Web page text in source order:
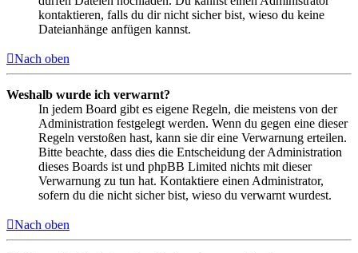
kontaktieren, falls du dir nicht sicher bist, wieso du keine
Dateianhänge anfügen kannst.
Nach oben
Weshalb wurde ich verwarnt?
In jedem Board gibt es eigene Regeln, die meistens von der
Administration festgelegt werden. Wenn du gegen eine dieser
Regeln verstoßen hast, kann sie dir eine Verwarnung erteilen.
Bitte beachte, dass dies die Entscheidung der Administration
dieses Boards ist und phpBB Limited nichts mit dieser
Verwarnung zu tun hat. Kontaktiere einen Administrator,
sofern du die nicht sicher bist, wieso du verwarnt wurdest.
Nach oben